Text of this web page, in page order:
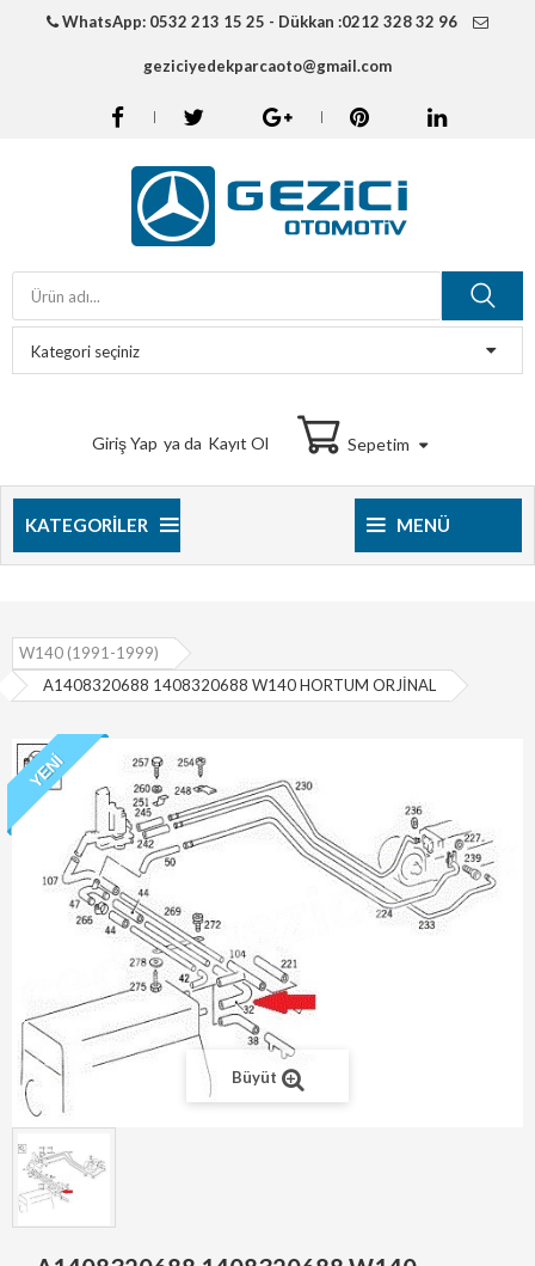
WhatsApp: 0532 213 15 25 - Dükkan :0212 328 32 96
geziciyedekparcaoto@gmail.com
Giriş Yap ya da Kayıt Ol Sepetim
KATEGORILER MENÜ
W140 (1991-1999)
A1408320688 1408320688 W140 HORTUM ORJİNAL
YENI
Büyüt